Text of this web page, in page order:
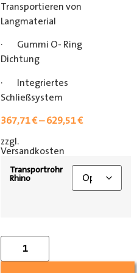
Transportieren von
Langmaterial
· Gummi O- Ring
Dichtung
· Integriertes
Schließsystem
367,71€–629,51€
zzgl.
Versandkosten
Transportrohr
Rhino